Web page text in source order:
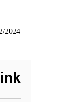
2024